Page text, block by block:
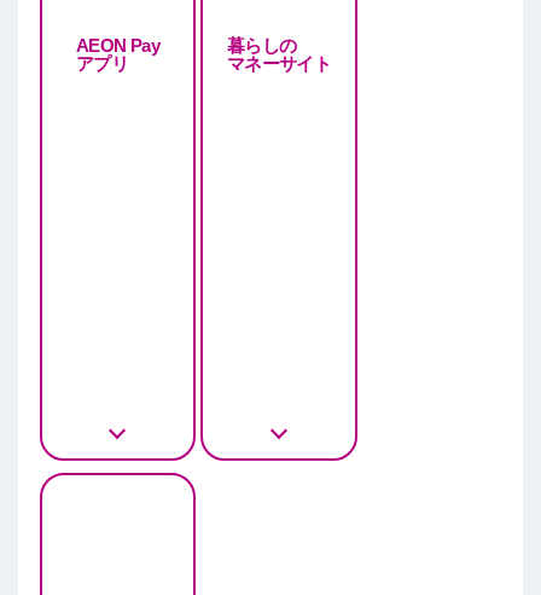
AEON Pay
アプリ
暮らしの
マネーサイト